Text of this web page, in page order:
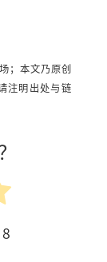
；本文乃原创
注明出处与链
8